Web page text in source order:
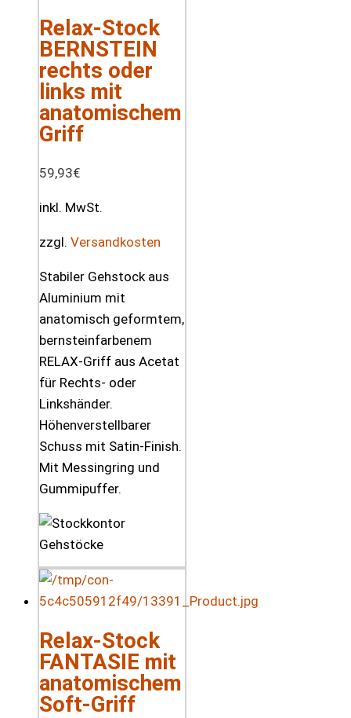
Relax-Stock
BERNSTEIN
rechts oder
links mit
anatomischem
Griff
59,93€
inkl. MwSt.
zzgl. Versandkosten
Stabiler Gehstock aus
Aluminium mit
anatomisch geformtem,
bernsteinfarbenem
RELAX-Griff aus Acetat
für Rechts- oder
Linkshänder.
Höhenverstellbarer
Schuss mit Satin-Finish.
Mit Messingring und
Gummipuffer.
Relax-Stock
FANTASIE mit
anatomischem
Soft-Griff